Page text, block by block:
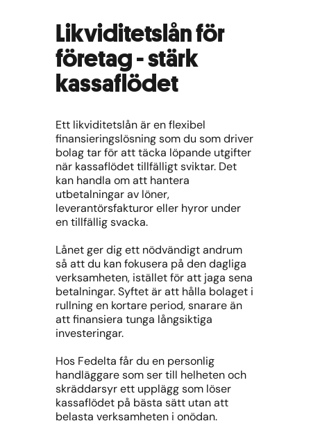
Likviditetslån för
företag - stärk
kassaflödet
Ett likviditetslån är en flexibel
finansieringslösning som du som driver
bolag tar för att täcka löpande utgifter
när kassaflödet tillfälligt sviktar. Det
kan handla om att hantera
utbetalningar av löner,
leverantörsfakturor eller hyror under
en tillfällig svacka.
Lånet ger dig ett nödvändigt andrum
så att du kan fokusera på den dagliga
verksamheten, istället för att jaga sena
betalningar. Syftet är att hålla bolaget i
rullning en kortare period, snarare än
att finansiera tunga långsiktiga
investeringar.
Hos Fedelta får du en personlig
handläggare som ser till helheten och
skräddarsyr ett upplägg som löser
kassaflödet på bästa sätt utan att
belasta verksamheten i onödan.